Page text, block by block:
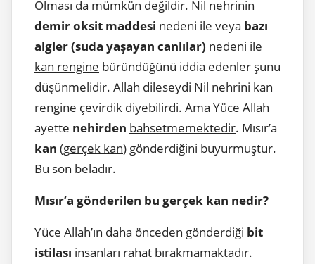
Olması da mümkün değildir. Nil nehrinin
demir oksit maddesi nedeni ile veya bazı
algler (suda yaşayan canlılar) nedeni ile
kan rengine büründüğünü iddia edenler şunu
düşünmelidir. Allah dileseydi Nil nehrini kan
rengine çevirdik diyebilirdi. Ama Yüce Allah
ayette nehirden bahsetmemektedir. Mısır’a
kan (gerçek kan) gönderdiğini buyurmuştur.
Bu son beladır.
Mısır’a gönderilen bu gerçek kan nedir?
Yüce Allah’ın daha önceden gönderdiği bit
istilası insanları rahat bırakmamaktadır.